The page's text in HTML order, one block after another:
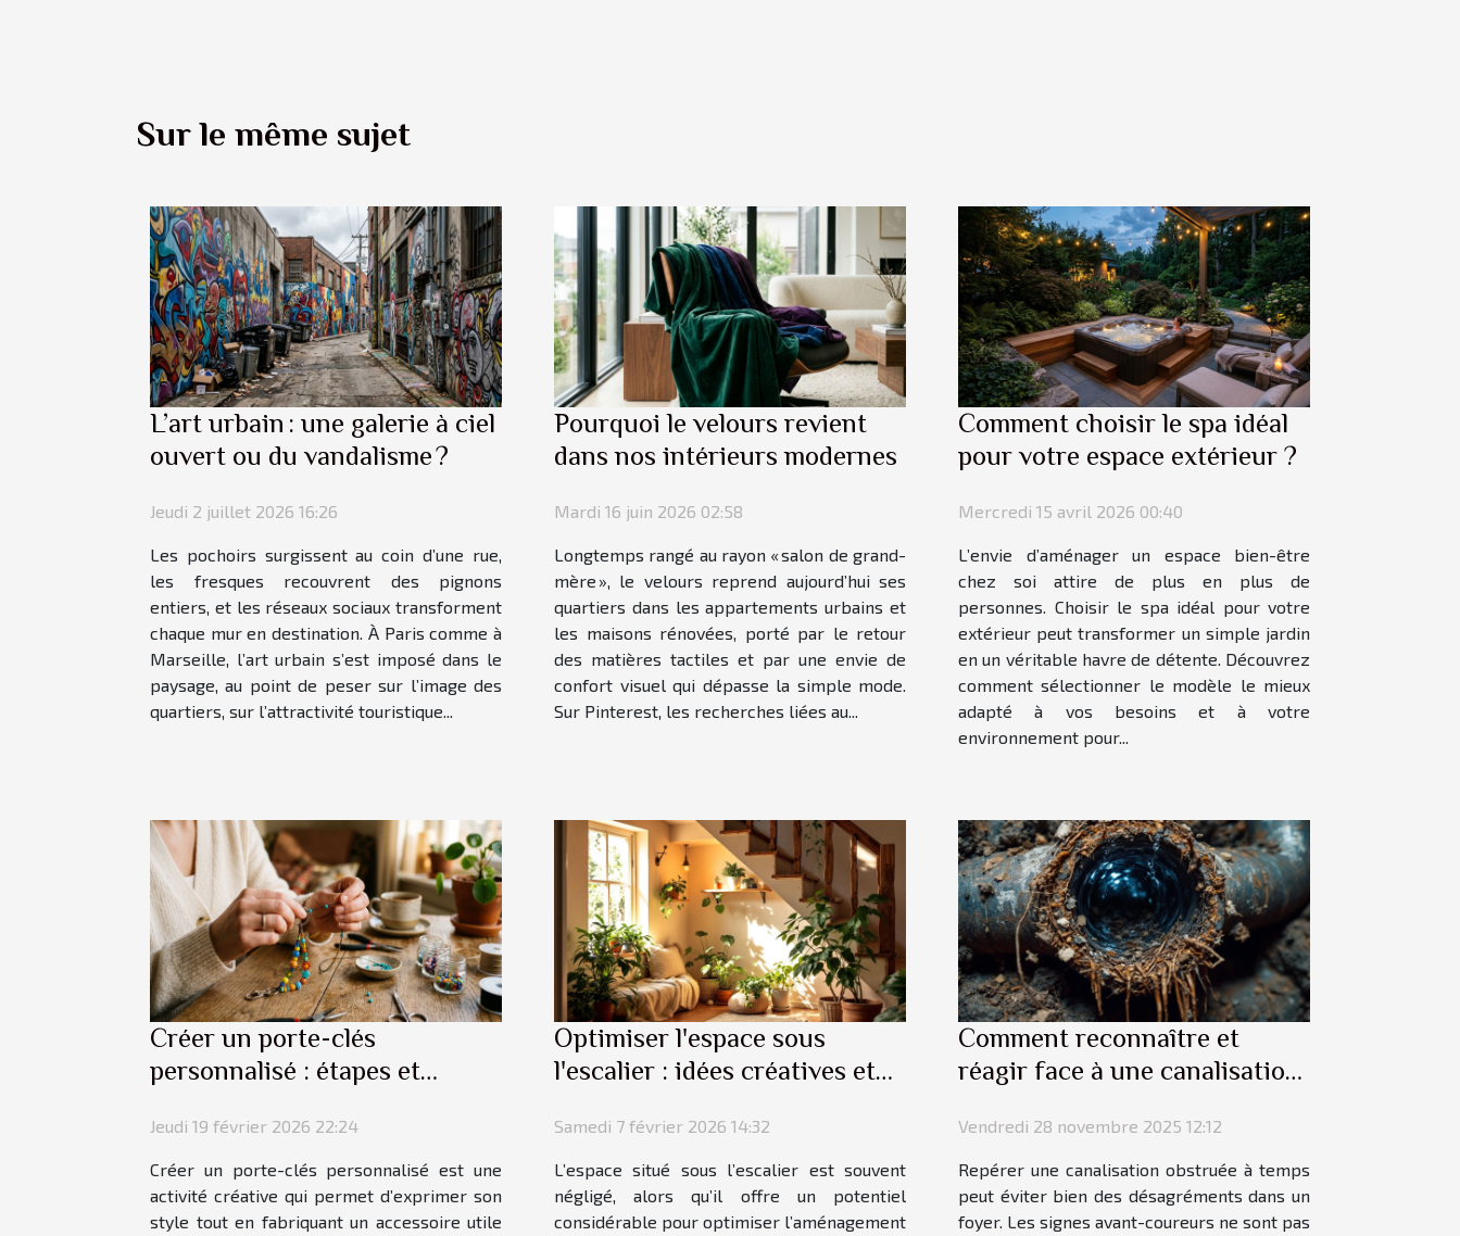
Sur le même sujet
L’art urbain : une galerie à ciel
ouvert ou du vandalisme ?
Jeudi 2 juillet 2026 16:26
Les pochoirs surgissent au coin d’une rue,
les fresques recouvrent des pignons
entiers, et les réseaux sociaux transforment
chaque mur en destination. À Paris comme à
Marseille, l’art urbain s’est imposé dans le
paysage, au point de peser sur l’image des
quartiers, sur l’attractivité touristique...
Pourquoi le velours revient
dans nos intérieurs modernes
Mardi 16 juin 2026 02:58
Longtemps rangé au rayon « salon de grand-
mère », le velours reprend aujourd’hui ses
quartiers dans les appartements urbains et
les maisons rénovées, porté par le retour
des matières tactiles et par une envie de
confort visuel qui dépasse la simple mode.
Sur Pinterest, les recherches liées au...
Comment choisir le spa idéal
pour votre espace extérieur ?
Mercredi 15 avril 2026 00:40
L’envie d’aménager un espace bien-être
chez soi attire de plus en plus de
personnes. Choisir le spa idéal pour votre
extérieur peut transformer un simple jardin
en un véritable havre de détente. Découvrez
comment sélectionner le modèle le mieux
adapté à vos besoins et à votre
environnement pour...
Créer un porte-clés
personnalisé : étapes et
Jeudi 19 février 2026 22:24
Créer un porte-clés personnalisé est une
activité créative qui permet d’exprimer son
style tout en fabriquant un accessoire utile
Optimiser l'espace sous
l'escalier : idées créatives et
Samedi 7 février 2026 14:32
L’espace situé sous l’escalier est souvent
négligé, alors qu’il offre un potentiel
considérable pour optimiser l’aménagement
Comment reconnaître et
réagir face à une canalisation
Vendredi 28 novembre 2025 12:12
Repérer une canalisation obstruée à temps
peut éviter bien des désagréments dans un
foyer. Les signes avant-coureurs ne sont pas